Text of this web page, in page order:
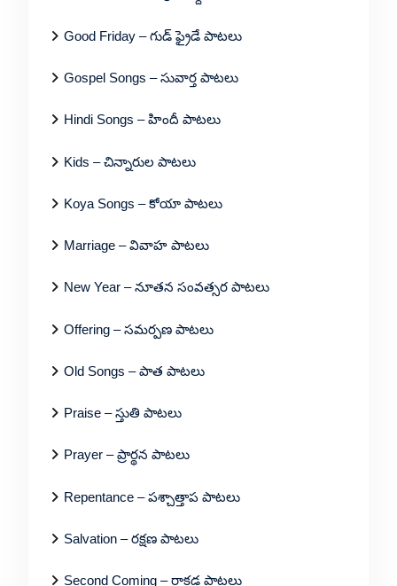
Good Friday – గుడ్ ఫ్రైడే పాటలు
Gospel Songs – సువార్త పాటలు
Hindi Songs – హిందీ పాటలు
Kids – చిన్నారుల పాటలు
Koya Songs – కోయా పాటలు
Marriage – వివాహ పాటలు
New Year – నూతన సంవత్సర పాటలు
Offering – సమర్పణ పాటలు
Old Songs – పాత పాటలు
Praise – స్తుతి పాటలు
Prayer – ప్రార్థన పాటలు
Repentance – పశ్చాత్తాప పాటలు
Salvation – రక్షణ పాటలు
Second Coming – రాకడ పాటలు